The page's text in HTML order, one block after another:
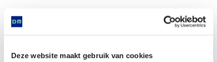
Deze website maakt gebruik van cookies